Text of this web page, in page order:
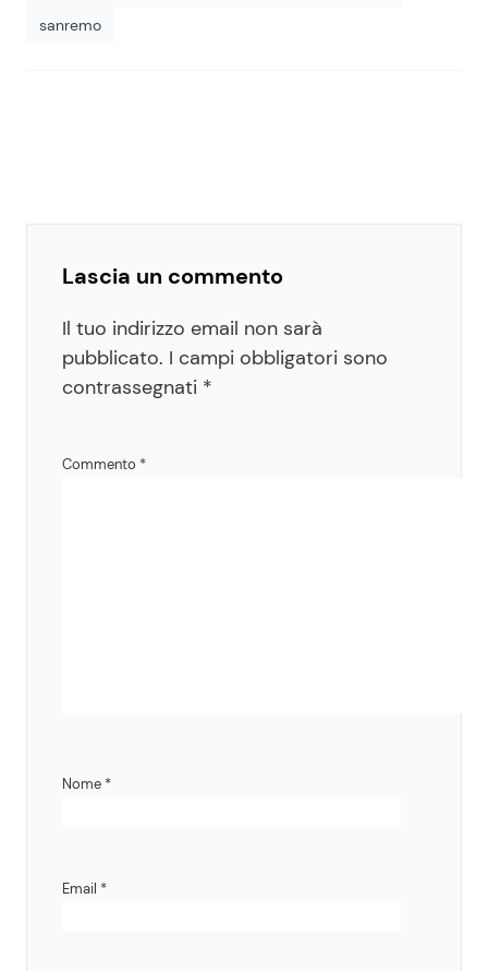
sanremo
Lascia un commento
Il tuo indirizzo email non sarà
pubblicato. I campi obbligatori sono
contrassegnati *
Commento *
Nome *
Email *